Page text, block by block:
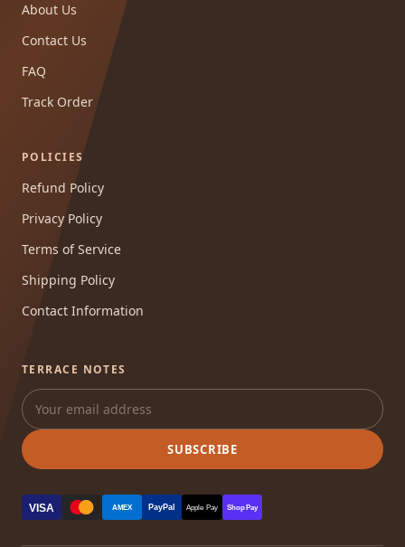
About Us
Contact Us
FAQ
Track Order
POLICIES
Refund Policy
Privacy Policy
Terms of Service
Shipping Policy
Contact Information
TERRACE NOTES
SUBSCRIBE
VISA AMEX PayPal Apple Pay Shop Pay